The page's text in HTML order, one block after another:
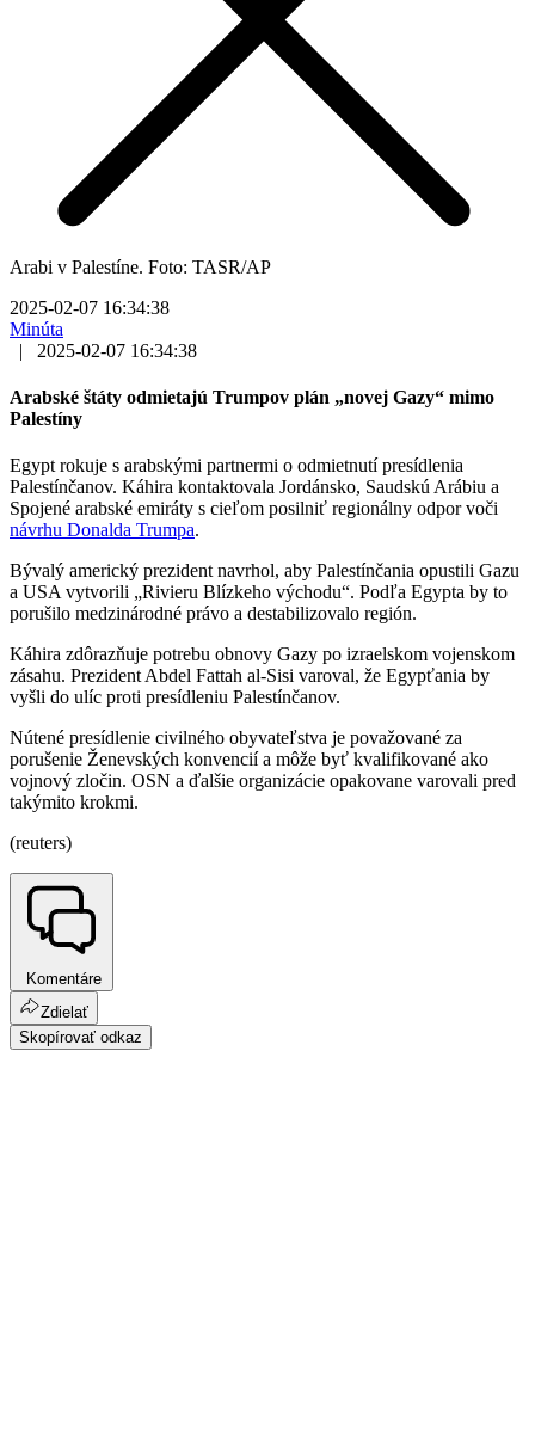
Arabi v Palestíne. Foto: TASR/AP
2025-02-07 16:34:38
Minúta
|
2025-02-07 16:34:38
Arabské štáty odmietajú Trumpov plán „novej Gazy“ mimo
Palestíny
Egypt rokuje s arabskými partnermi o odmietnutí presídlenia
Palestínčanov. Káhira kontaktovala Jordánsko, Saudskú Arábiu a
Spojené arabské emiráty s cieľom posilniť regionálny odpor voči
návrhu Donalda Trumpa.
Bývalý americký prezident navrhol, aby Palestínčania opustili Gazu
a USA vytvorili „Rivieru Blízkeho východu“. Podľa Egypta by to
porušilo medzinárodné právo a destabilizovalo región.
Káhira zdôrazňuje potrebu obnovy Gazy po izraelskom vojenskom
zásahu. Prezident Abdel Fattah al-Sisi varoval, že Egypťania by
vyšli do ulíc proti presídleniu Palestínčanov.
Nútené presídlenie civilného obyvateľstva je považované za
porušenie Ženevských konvencií a môže byť kvalifikované ako
vojnový zločin. OSN a ďalšie organizácie opakovane varovali pred
takýmito krokmi.
(reuters)
Komentáre
Zdielať
Skopírovať odkaz